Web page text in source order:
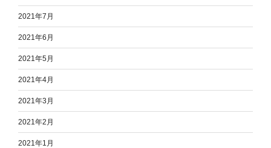
2021年7月
2021年6月
2021年5月
2021年4月
2021年3月
2021年2月
2021年1月